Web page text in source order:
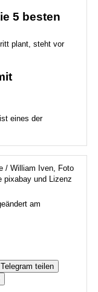
5 besten
plant, steht vor
eines der
/ William Iven, Foto
pixabay und Lizenz
am
teilen